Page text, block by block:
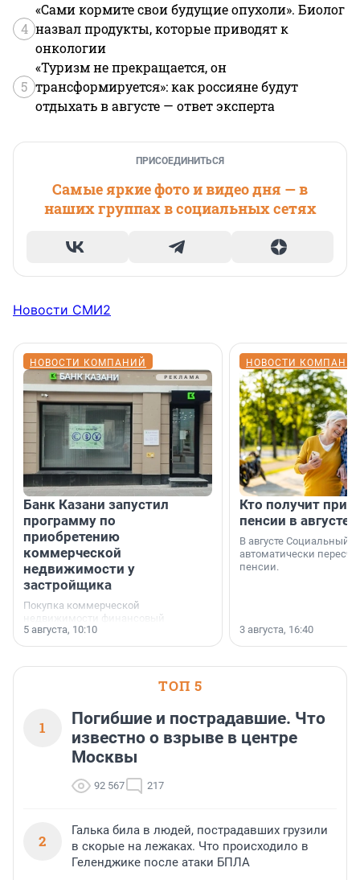
4
«Сами кормите свои будущие опухоли». Биолог
назвал продукты, которые приводят к
онкологии
5
«Туризм не прекращается, он
трансформируется»: как россияне будут
отдыхать в августе — ответ эксперта
ПРИСОЕДИНИТЬСЯ
Самые яркие фото и видео дня — в
наших группах в социальных сетях
Новости СМИ2
НОВОСТИ КОМПАНИЙ
Банк Казани запустил
программу по
приобретению
коммерческой
недвижимости у
застройщика
Покупка коммерческой
недвижимости финансовый
инструмент, доступный для многих
предпринимателей. Будь то новый
или готовый арендный бизнес —
успех сделки зависит от правильного
5 августа, 10:10
НОВОСТИ
Кто получит
пенсии в августе
В августе Социальный
автоматически
пенсии.
3 августа, 16:40
ТОП 5
1
Погибшие и пострадавшие. Что
известно о взрыве в центре
Москвы
92 567 217
2
Галька била в людей, пострадавших грузили
в скорые на лежаках. Что происходило в
Геленджике после атаки БПЛА